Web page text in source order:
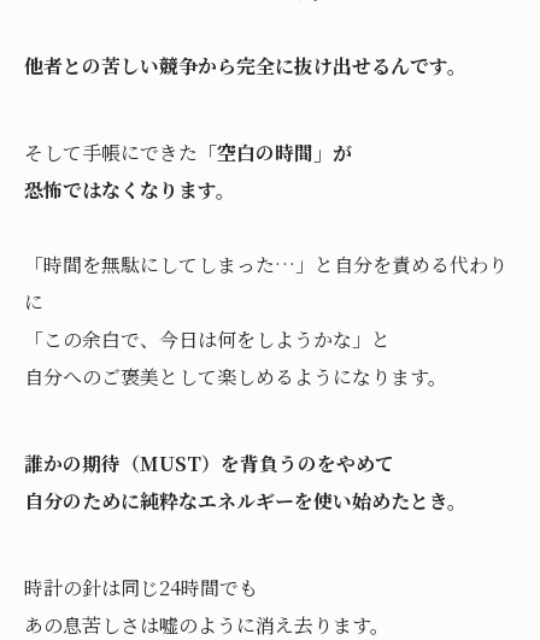
他者との苦しい競争から完全に抜け出せるんです。
そして手帳にできた 「空白の時間」が
恐怖ではなくなります。
「時間を無駄にしてしまった…」と自分を責める代わり
に
「この余白で、今日は何をしようかな」と
自分へのご褒美として楽しめるようになります。
誰かの期待（MUST）を背負うのをやめて
自分のために純粋なエネルギーを使い始めたとき。
時計の針は同じ24時間でも
あの息苦しさは嘘のように消え去ります。